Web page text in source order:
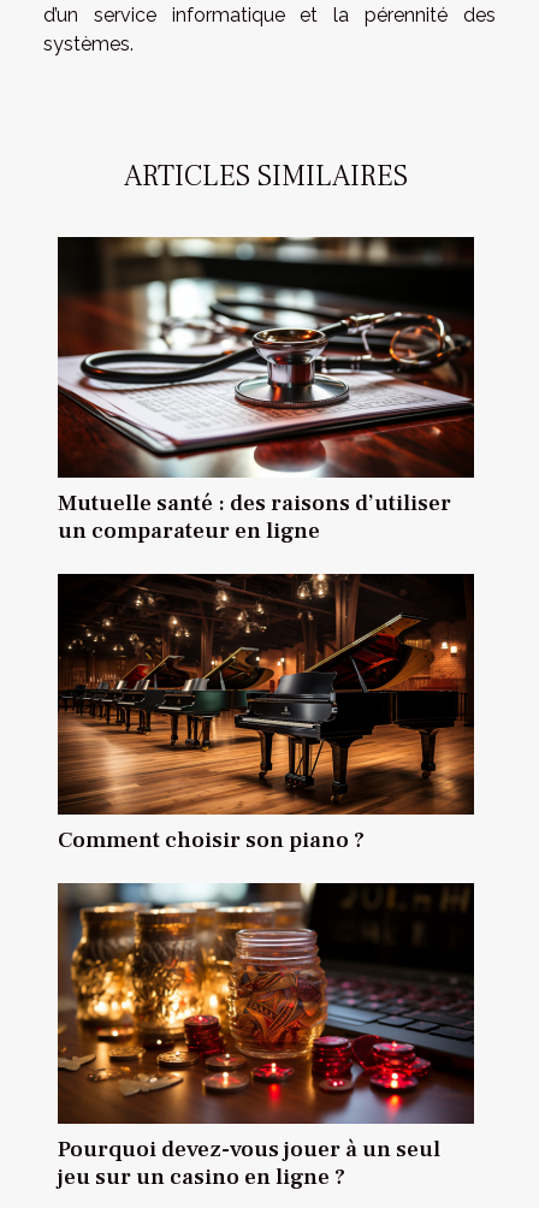
d’un service informatique et la pérennité des
systèmes.
ARTICLES SIMILAIRES
Mutuelle santé : des raisons d’utiliser
un comparateur en ligne
Comment choisir son piano ?
Pourquoi devez-vous jouer à un seul
jeu sur un casino en ligne ?